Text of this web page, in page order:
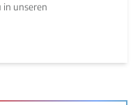
unseren